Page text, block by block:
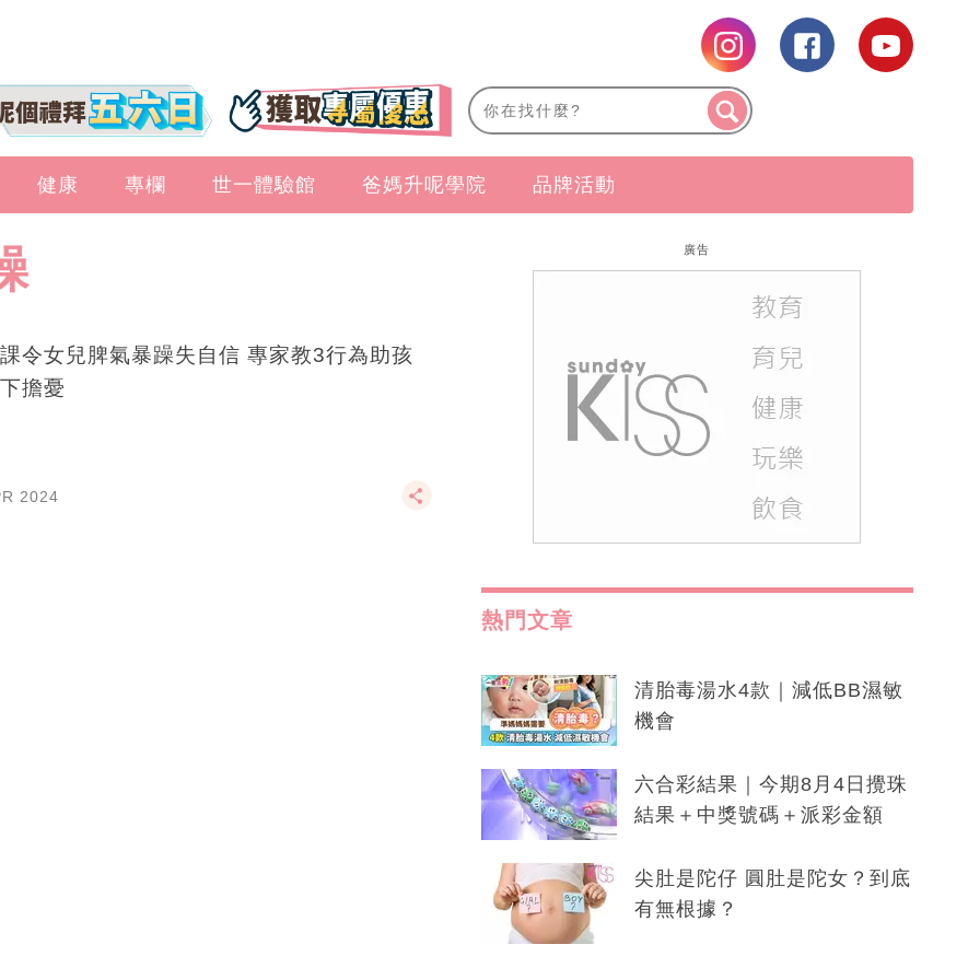
健康 專欄 世一體驗館 爸媽升呢學院 品牌活動
令女兒脾氣暴躁失自信 專家教3行為助孩
擔憂
2024
廣告
熱門文章
清胎毒湯水4款｜減低BB濕敏
機會
六合彩結果｜今期8月4日攪珠
結果＋中獎號碼＋派彩金額
尖肚是陀仔 圓肚是陀女？到底
有無根據？